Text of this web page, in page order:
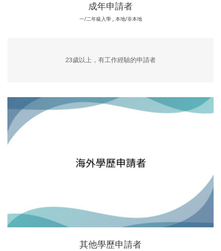
成年申請者
一/二年級入學, 本地/非本地
23歲以上，有工作經驗的申請者
其他學歷申請者